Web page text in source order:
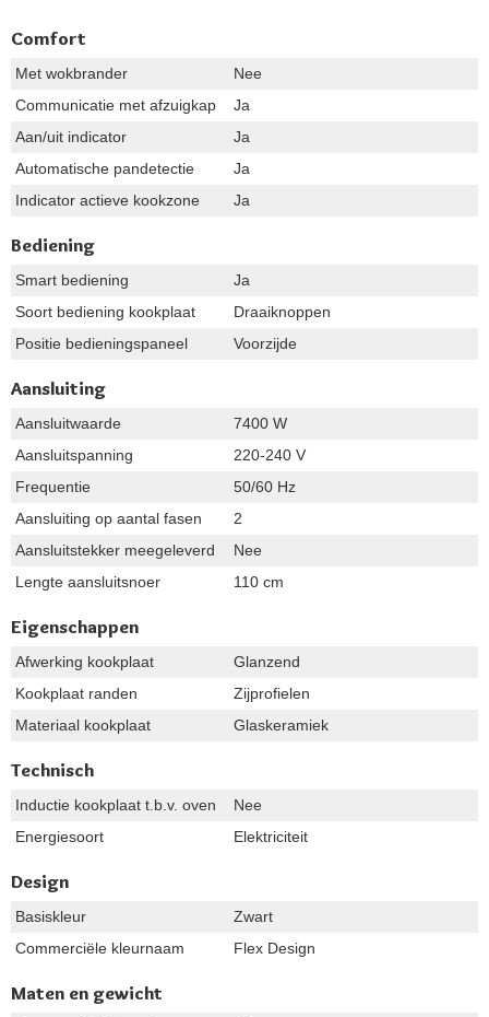
Comfort
Met wokbrander
Nee
Communicatie met afzuigkap
Ja
Aan/uit indicator
Ja
Automatische pandetectie
Ja
Indicator actieve kookzone
Ja
Bediening
Smart bediening
Ja
Soort bediening kookplaat
Draaiknoppen
Positie bedieningspaneel
Voorzijde
Aansluiting
Aansluitwaarde
7400 W
Aansluitspanning
220-240 V
Frequentie
50/60 Hz
Aansluiting op aantal fasen
2
Aansluitstekker meegeleverd
Nee
Lengte aansluitsnoer
110 cm
Eigenschappen
Afwerking kookplaat
Glanzend
Kookplaat randen
Zijprofielen
Materiaal kookplaat
Glaskeramiek
Technisch
Inductie kookplaat t.b.v. oven
Nee
Energiesoort
Elektriciteit
Design
Basiskleur
Zwart
Commerciële kleurnaam
Flex Design
Maten en gewicht